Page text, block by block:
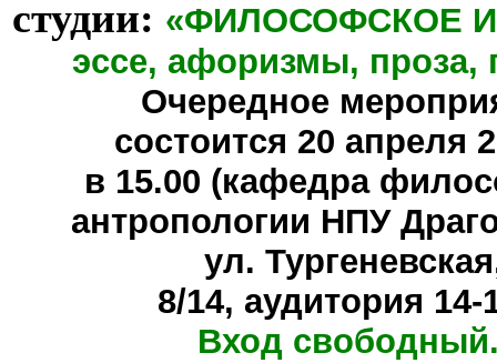
студии: «ФИЛОСОФСКОЕ
эссе, афоризмы, проза,
Очередное
состоится 20 апреля
в 15.00 (кафедра
антропологии НПУ
ул.
8/14, аудитория 14-
Вход